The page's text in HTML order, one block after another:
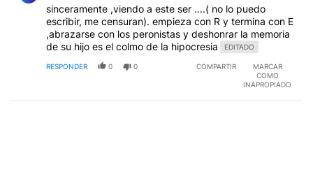
sinceramente ,viendo a este ser ....( no lo puedo
escribir, me censuran). empieza con R y termina con E
,abrazarse con los peronistas y deshonrar la memoria
de su hijo es el colmo de la hipocresia
EDITADO
RESPONDER 0 0 COMPARTIR
MARCAR
COMO
INAPROPIADO